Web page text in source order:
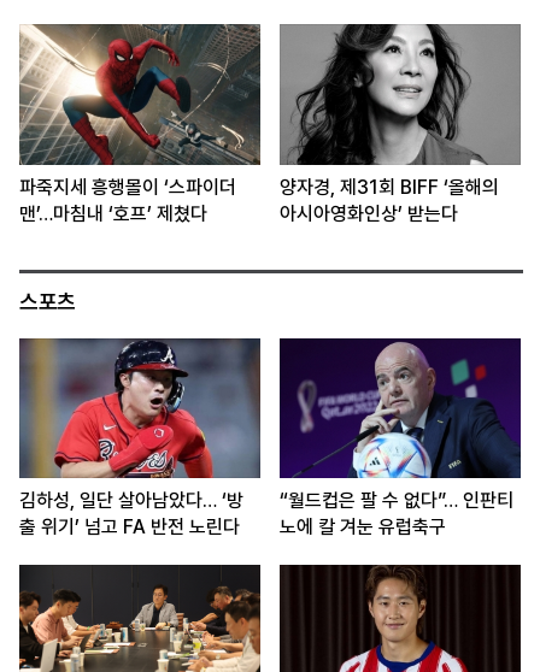
파죽지세 흥행몰이 ‘스파이더
맨’…마침내 ‘호프’ 제쳤다
양자경, 제31회 BIFF ‘올해의
아시아영화인상’ 받는다
스포츠
김하성, 일단 살아남았다… ‘방
출 위기’ 넘고 FA 반전 노린다
“월드컵은 팔 수 없다”… 인판티
노에 칼 겨눈 유럽축구